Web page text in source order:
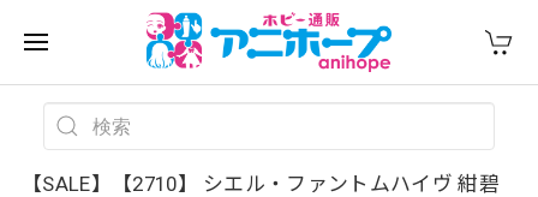
【SALE】【2710】 シエル・ファントムハイヴ 紺碧